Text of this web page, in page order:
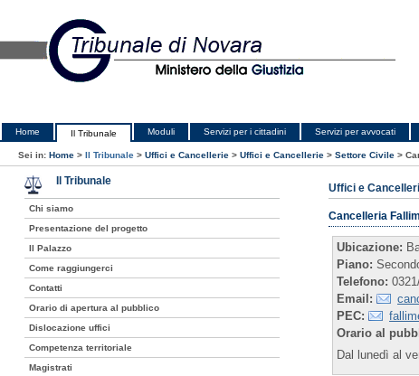
Home Il Tribunale Moduli Servizi per i cittadini Servizi per avvocati
Sei in: Home > Il Tribunale > Uffici e Cancellerie > Uffici e Cancellerie > Settore Civile >
Uffici e
Cancelleria
Ubicazione:
Piano:
Telefono:
Email:
PEC:
Orario al
Dal lunedì al
Il Tribunale
Chi siamo
Presentazione del progetto
Il Palazzo
Come raggiungerci
Contatti
Orario di apertura al pubblico
Dislocazione uffici
Competenza territoriale
Magistrati